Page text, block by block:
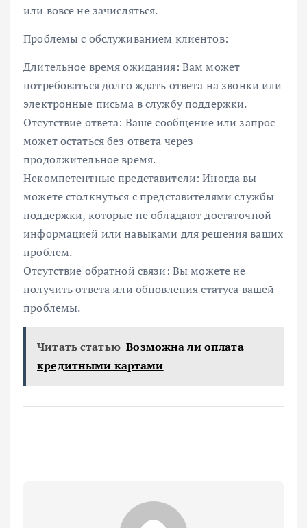
или вовсе не зачисляться.
Проблемы с обслуживанием клиентов:
Длительное время ожидания: Вам может
потребоваться долго ждать ответа на звонки или
электронные письма в службу поддержки.
Отсутствие ответа: Ваше сообщение или запрос
может остаться без ответа через
продолжительное время.
Некомпетентные представители: Иногда вы
можете столкнуться с представителями службы
поддержки, которые не обладают достаточной
информацией или навыками для решения ваших
проблем.
Отсутствие обратной связи: Вы можете не
получить ответа или обновления статуса вашей
проблемы.
Читать статью Возможна ли оплата
кредитными картами